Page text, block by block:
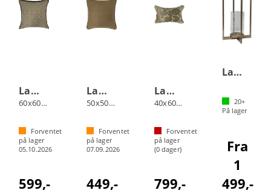
Lama Porto putetrekk
60x60 Brun
Forventet
på lager
05.10.2026
599,-
Lama Beja putetrekk
50x50 Kamel
Forventet
på lager
07.09.2026
449,-
Lama Evora putetrekk
40x60 Petrol
Forventet
på lager
(0 dager)
799,-
Lama Peneda lyslykt
20+
På lager
Fra
1
499,-